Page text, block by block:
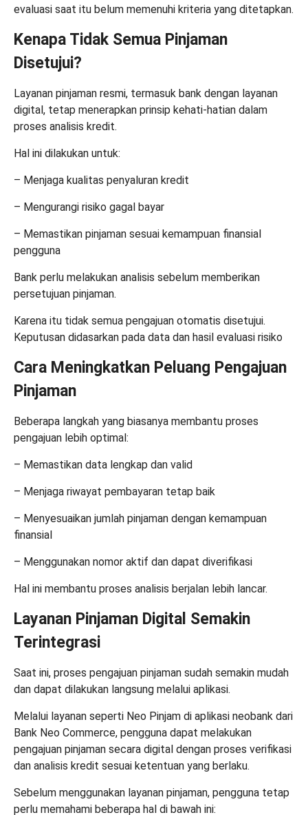
evaluasi saat itu belum memenuhi kriteria yang ditetapkan.
Kenapa Tidak Semua Pinjaman
Disetujui?
Layanan pinjaman resmi, termasuk bank dengan layanan
digital, tetap menerapkan prinsip kehati-hatian dalam
proses analisis kredit.
Hal ini dilakukan untuk:
– Menjaga kualitas penyaluran kredit
– Mengurangi risiko gagal bayar
– Memastikan pinjaman sesuai kemampuan finansial
pengguna
Bank perlu melakukan analisis sebelum memberikan
persetujuan pinjaman.
Karena itu tidak semua pengajuan otomatis disetujui.
Keputusan didasarkan pada data dan hasil evaluasi risiko
Cara Meningkatkan Peluang Pengajuan
Pinjaman
Beberapa langkah yang biasanya membantu proses
pengajuan lebih optimal:
– Memastikan data lengkap dan valid
– Menjaga riwayat pembayaran tetap baik
– Menyesuaikan jumlah pinjaman dengan kemampuan
finansial
– Menggunakan nomor aktif dan dapat diverifikasi
Hal ini membantu proses analisis berjalan lebih lancar.
Layanan Pinjaman Digital Semakin
Terintegrasi
Saat ini, proses pengajuan pinjaman sudah semakin mudah
dan dapat dilakukan langsung melalui aplikasi.
Melalui layanan seperti Neo Pinjam di aplikasi neobank dari
Bank Neo Commerce, pengguna dapat melakukan
pengajuan pinjaman secara digital dengan proses verifikasi
dan analisis kredit sesuai ketentuan yang berlaku.
Sebelum menggunakan layanan pinjaman, pengguna tetap
perlu memahami beberapa hal di bawah ini: